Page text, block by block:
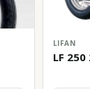
LIFAN
LF 250